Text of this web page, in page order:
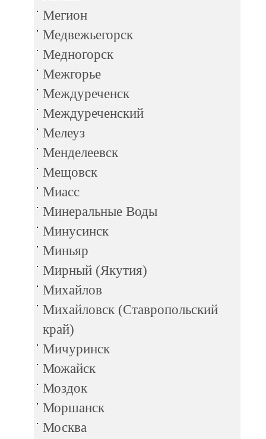
Мегион
Медвежьегорск
Медногорск
Межгорье
Междуреченск
Междуреченский
Мелеуз
Менделеевск
Мещовск
Миасс
Минеральные Воды
Минусинск
Миньяр
Мирный (Якутия)
Михайлов
Михайловск (Ставропольский
край)
Мичуринск
Можайск
Моздок
Моршанск
Москва